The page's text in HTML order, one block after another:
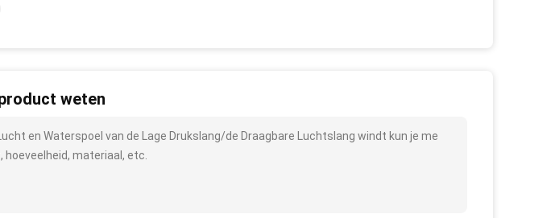
weten
en Waterspoel van de Lage Drukslang/de Draagbare Luchtslang windt kun je me
materiaal, etc.